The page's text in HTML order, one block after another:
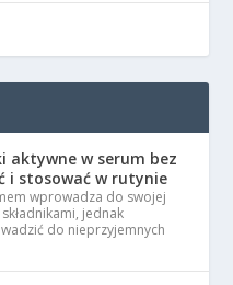
aktywne w serum bez
i stosować w rutynie
wprowadza do swojej
jednak
do nieprzyjemnych